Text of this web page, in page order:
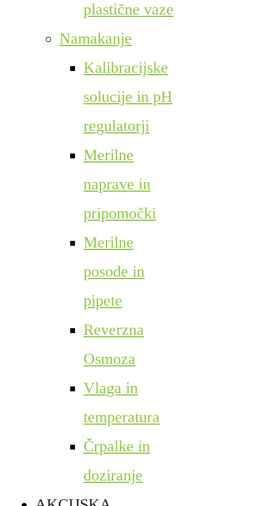
plastične vaze
Namakanje
Kalibracijske
solucije in pH
regulatorji
Merilne
naprave in
pripomočki
Merilne
posode in
pipete
Reverzna
Osmoza
Vlaga in
temperatura
Črpalke in
doziranje